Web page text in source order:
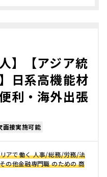
】【アジア統
日系高機能材
利・海外出張
面接実施可能
アで働く 人事/総務/労務/法
の他金融専門職 のための 商